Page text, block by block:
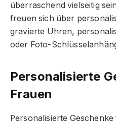
überraschend vielseitig
freuen sich über
gravierte Uhren,
oder Foto-
Personalisierte
Frauen
Personalisierte